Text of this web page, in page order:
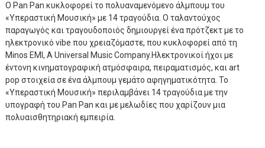
Ο Pan Pan κυκλοφορεί το πολυαναμενόμενο άλμπουμ του
«Υπεραστική Μουσική» με 14 τραγούδια. Ο ταλαντούχος
παραγωγός και τραγουδοποιός δημιουργεί ένα πρότζεκτ με το
ηλεκτρονικό vibe που χρειαζόμαστε, που κυκλοφορεί από τη
Minos EMI, A Universal Music Company.Ηλεκτρονικοί ήχοι με
έντονη κινηματογραφική ατμόσφαιρα, πειραματισμός, και art
pop στοιχεία σε ένα άλμπουμ γεμάτο αφηγηματικότητα. Το
«Υπεραστική Μουσική» περιλαμβάνει 14 τραγούδια με την
υπογραφή του Pan Pan και με μελωδίες που χαρίζουν μια
πολυαισθητηριακή εμπειρία.